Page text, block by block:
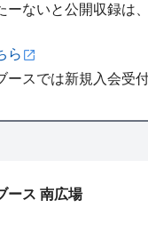
ないと公開収録は
ら
スでは新規入会受
ース 南広場